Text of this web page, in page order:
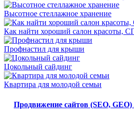
Высотное стеллажное хранение
Как найти хороший салон красоты,
Профнастил для крыши
Цокольный сайдинг
Квартира для молодой семьи
Продвижение сайтов (SEO, GEO)